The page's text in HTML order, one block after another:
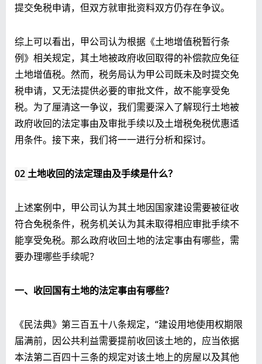
提交免税申请，但双方就审批资料双方仍存在争议。
综上可以看出，甲公司认为根据《土地增值税暂行条
例》相关规定，其土地被政府收回取得的补偿款应免征
土地增值税。然而，税务局认为甲公司既未及时提交免
税申请，又无法提供必要的审批文件，故不能享受免
税。为了厘清这一争议，我们需要深入了解现行土地被
政府收回的法定事由及审批手续以及土增税免税优惠适
用条件。接下来，我们将一一进行分析和探讨。
02土地收回的法定理由及手续是什么？
上述案例中，甲公司认为其土地因国家建设需要被征收
符合免税条件，税务机关认为其未取得相应审批手续不
能享受免税。那么政府收回土地的法定事由有哪些，需
要办理哪些手续呢？
一、收回国有土地的法定事由有哪些？
《民法典》第三百五十八条规定，“建设用地使用权期限
届满前，因公共利益需要提前收回该土地的，应当依据
本法第二百四十三条的规定对该土地上的房屋以及其他